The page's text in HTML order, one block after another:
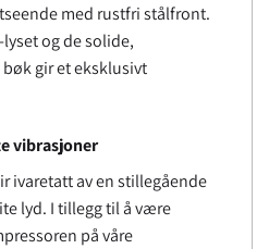
med rustfri stålfront.
og de solide,
gir et eksklusivt
vibrasjoner
ivaretatt av en stillegående
lyd. I tillegg til å være
på våre